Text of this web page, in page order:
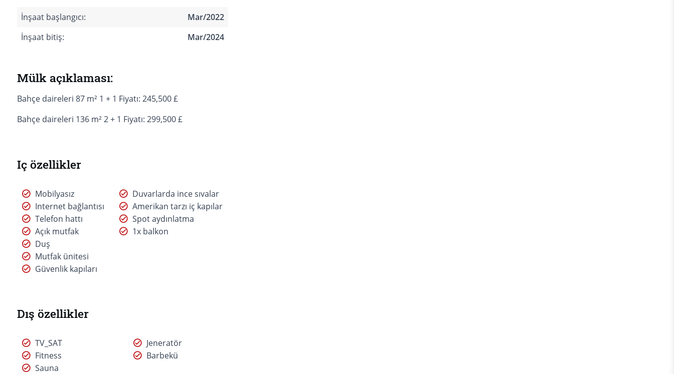
İnşaat başlangıcı:
Mar/2022
İnşaat bitiş:
Mar/2024
Mülk açıklaması:
Bahçe daireleri 87 m² 1 + 1 Fiyatı: 245,500 £
Bahçe daireleri 136 m² 2 + 1 Fiyatı: 299,500 £
Iç özellikler
Mobilyasız
Internet bağlantısı
Telefon hattı
Açık mutfak
Duş
Mutfak ünitesi
Güvenlik kapıları
Duvarlarda ince sıvalar
Amerikan tarzı iç kapılar
Spot aydınlatma
1x balkon
Dış özellikler
TV_SAT
Fitness
Sauna
Jeneratör
Barbekü